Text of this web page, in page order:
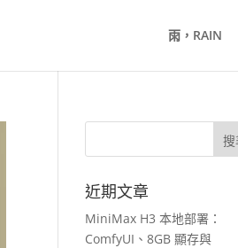
雨，RAIN
近期文章
MiniMax H3 本地部署：
ComfyUI、8GB 顯存與